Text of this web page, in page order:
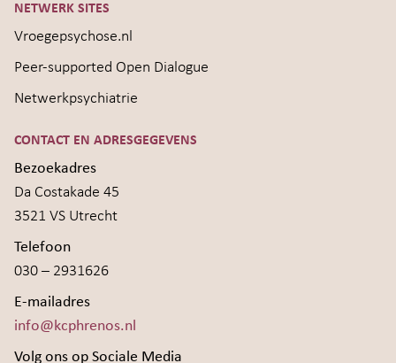
NETWERK SITES
Vroegepsychose.nl
Peer-supported Open Dialogue
Netwerkpsychiatrie
CONTACT EN ADRESGEGEVENS
Bezoekadres
Da Costakade 45
3521 VS Utrecht
Telefoon
030 – 2931626
E-mailadres
info@kcphrenos.nl
Volg ons op Sociale Media